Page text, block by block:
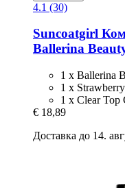
4.1 (30)
Suncoatgirl
Ballerina
1 x Ballerina
1 x
1 x Clear Top
€ 18,89
Доставка до 14.